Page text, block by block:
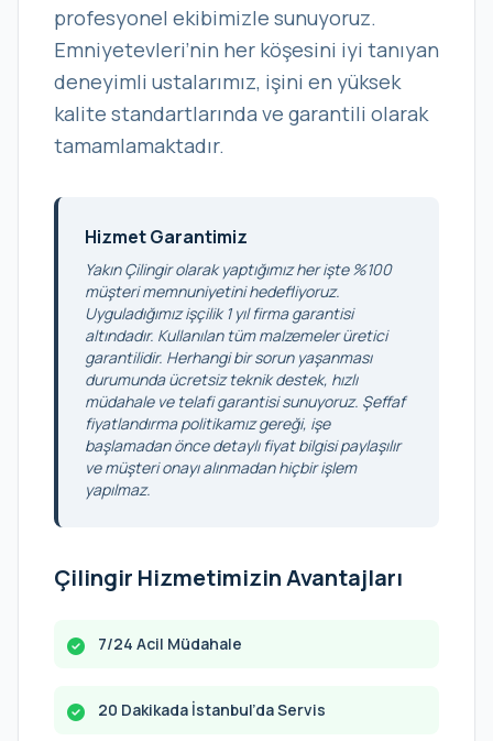
profesyonel ekibimizle sunuyoruz.
Emniyetevleri’nin her köşesini iyi tanıyan
deneyimli ustalarımız, işini en yüksek
kalite standartlarında ve garantili olarak
tamamlamaktadır.
Hizmet Garantimiz
Yakın Çilingir olarak yaptığımız her işte %100
müşteri memnuniyetini hedefliyoruz.
Uyguladığımız işçilik 1 yıl firma garantisi
altındadır. Kullanılan tüm malzemeler üretici
garantilidir. Herhangi bir sorun yaşanması
durumunda ücretsiz teknik destek, hızlı
müdahale ve telafi garantisi sunuyoruz. Şeffaf
fiyatlandırma politikamız gereği, işe
başlamadan önce detaylı fiyat bilgisi paylaşılır
ve müşteri onayı alınmadan hiçbir işlem
yapılmaz.
Çilingir Hizmetimizin Avantajları
7/24 Acil Müdahale
20 Dakikada İstanbul’da Servis